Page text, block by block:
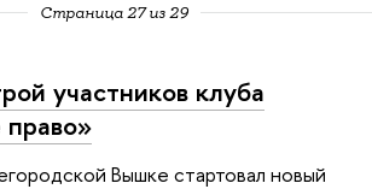
Страница 27 из 29
участников клуба
Вышке стартовал новый